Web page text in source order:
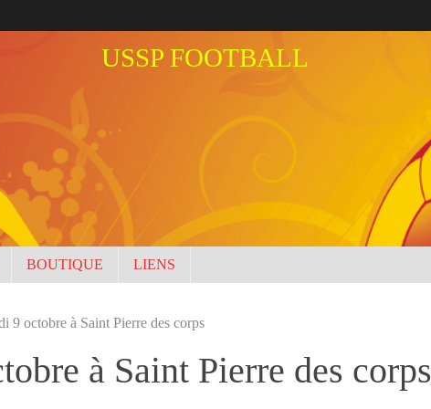
USSP FOOTBALL
BOUTIQUE LIENS
9 octobre à Saint Pierre des corps
à Saint Pierre des corps